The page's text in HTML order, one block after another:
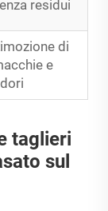
residui
di
e
taglieri
sul